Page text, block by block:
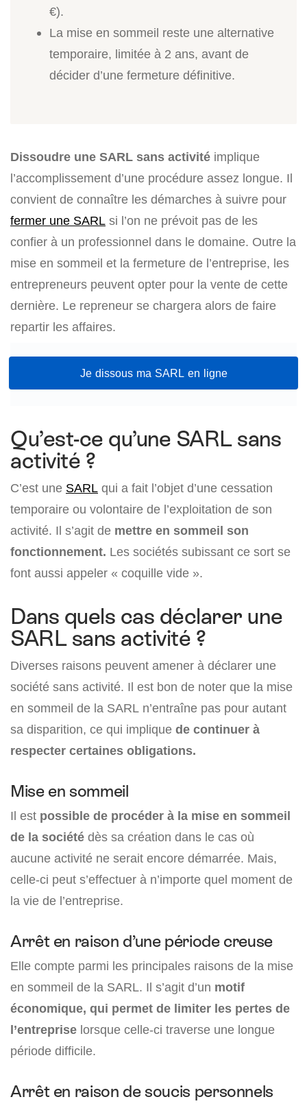
€).
La mise en sommeil reste une alternative
temporaire, limitée à 2 ans, avant de
décider d’une fermeture définitive.
Dissoudre une SARL sans activité implique
l’accomplissement d’une procédure assez longue. Il
convient de connaître les démarches à suivre pour
fermer une SARL si l’on ne prévoit pas de les
confier à un professionnel dans le domaine. Outre la
mise en sommeil et la fermeture de l’entreprise, les
entrepreneurs peuvent opter pour la vente de cette
dernière. Le repreneur se chargera alors de faire
repartir les affaires.
Je dissous ma SARL en ligne
Qu’est-ce qu’une SARL sans
activité ?
C’est une SARL qui a fait l’objet d’une cessation
temporaire ou volontaire de l’exploitation de son
activité. Il s’agit de mettre en sommeil son
fonctionnement. Les sociétés subissant ce sort se
font aussi appeler « coquille vide ».
Dans quels cas déclarer une
SARL sans activité ?
Diverses raisons peuvent amener à déclarer une
société sans activité. Il est bon de noter que la mise
en sommeil de la SARL n’entraîne pas pour autant
sa disparition, ce qui implique de continuer à
respecter certaines obligations.
Mise en sommeil
Il est possible de procéder à la mise en sommeil
de la société dès sa création dans le cas où
aucune activité ne serait encore démarrée. Mais,
celle-ci peut s’effectuer à n’importe quel moment de
la vie de l’entreprise.
Arrêt en raison d’une période creuse
Elle compte parmi les principales raisons de la mise
en sommeil de la SARL. Il s’agit d’un motif
économique, qui permet de limiter les pertes de
l’entreprise lorsque celle-ci traverse une longue
période difficile.
Arrêt en raison de soucis personnels